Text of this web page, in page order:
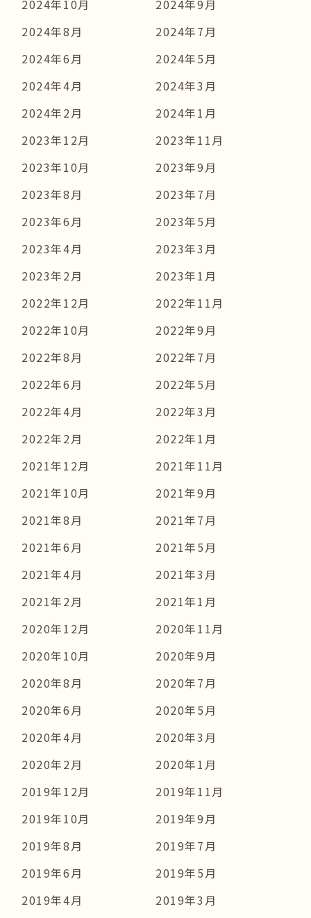
2024年10月
2024年9月
2024年8月
2024年7月
2024年6月
2024年5月
2024年4月
2024年3月
2024年2月
2024年1月
2023年12月
2023年11月
2023年10月
2023年9月
2023年8月
2023年7月
2023年6月
2023年5月
2023年4月
2023年3月
2023年2月
2023年1月
2022年12月
2022年11月
2022年10月
2022年9月
2022年8月
2022年7月
2022年6月
2022年5月
2022年4月
2022年3月
2022年2月
2022年1月
2021年12月
2021年11月
2021年10月
2021年9月
2021年8月
2021年7月
2021年6月
2021年5月
2021年4月
2021年3月
2021年2月
2021年1月
2020年12月
2020年11月
2020年10月
2020年9月
2020年8月
2020年7月
2020年6月
2020年5月
2020年4月
2020年3月
2020年2月
2020年1月
2019年12月
2019年11月
2019年10月
2019年9月
2019年8月
2019年7月
2019年6月
2019年5月
2019年4月
2019年3月